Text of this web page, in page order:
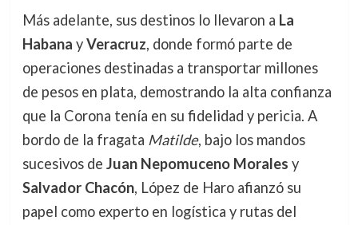
Más adelante, sus destinos lo llevaron a La
Habana yVeracruz, donde formó parte de
operaciones destinadas a transportar millones
de pesos en plata, demostrando la alta confianza
que la Corona tenía en su fidelidad y pericia. A
bordo de la fragata Matilde, bajo los mandos
sucesivos de Juan Nepomuceno Morales y
Salvador Chacón, López de Haro afianzó su
papel como experto en logística y rutas del